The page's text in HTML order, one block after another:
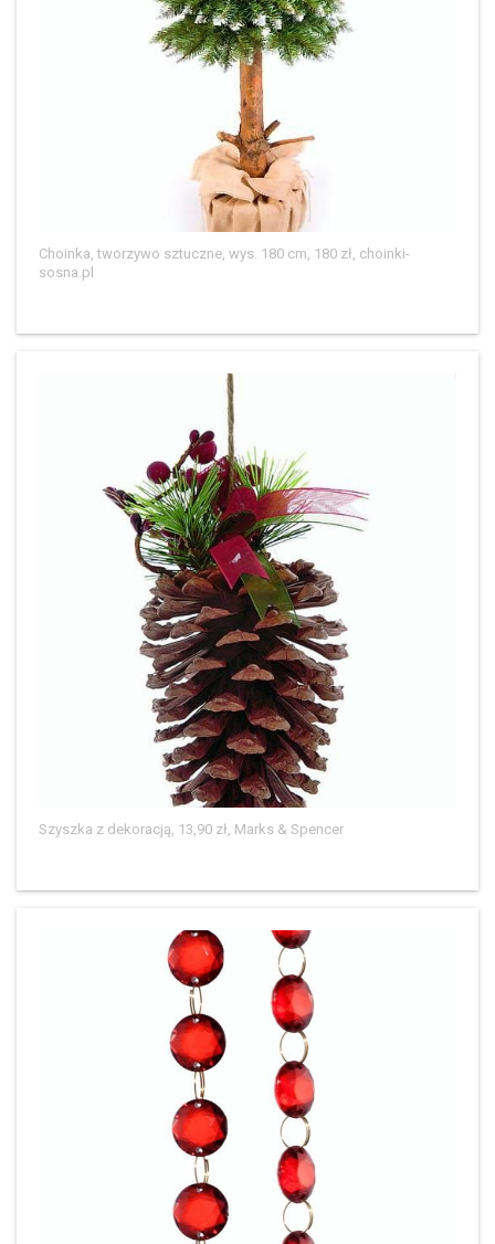
Choinka, tworzywo sztuczne, wys. 180 cm, 180 zł, choinki-
sosna.pl
Szyszka z dekoracją, 13,90 zł, Marks & Spencer